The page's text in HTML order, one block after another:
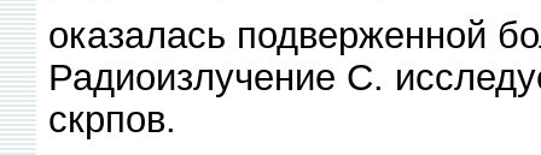
оказалась подверженной
Радиоизлучение С.
скрпов.